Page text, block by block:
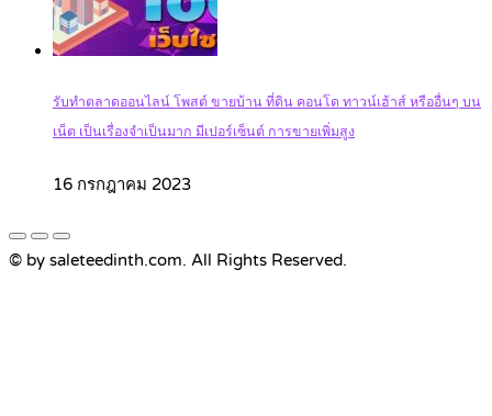
รับทำตลาดออนไลน์ โพสต์ ขายบ้าน ที่ดิน คอนโด ทาวน์เฮ้าส์ หรืออื่นๆ บน
เน็ต เป็นเรื่องจำเป็นมาก มีเปอร์เซ็นต์ การขายเพิ่มสูง
16 กรกฎาคม 2023
© by saleteedinth.com. All Rights Reserved.